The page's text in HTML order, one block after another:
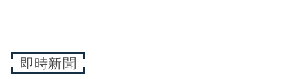
即時新聞